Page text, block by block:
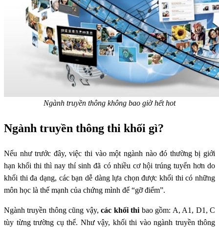
Ngành truyền thông không bao giờ hết hot
Ngành truyền thông thi khối gì?
Nếu như trước đây, việc thi vào một ngành nào đó thường bị giới
hạn khối thi thì nay thí sinh đã có nhiều cơ hội trúng tuyển hơn do
khối thi đa dạng, các bạn dễ dàng lựa chọn được khối thi có những
môn học là thế mạnh của chứng mình để “gỡ điểm”.
Ngành truyền thông cũng vậy,các khối thi bao gồm: A, A1, D1, C
tùy từng trường cụ thể. Như vậy, khối thi vào ngành truyền thông